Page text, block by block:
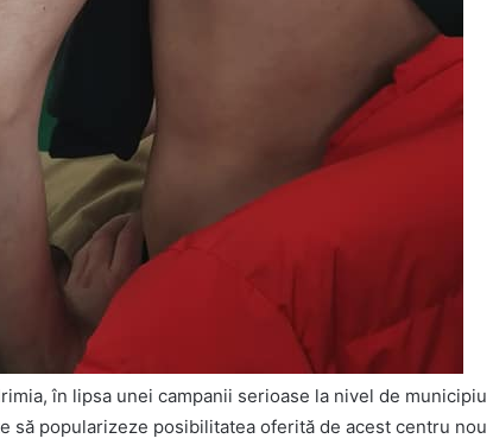
în lipsa unei campanii serioase la nivel de municipiu
să popularizeze posibilitatea oferită de acest centru nou